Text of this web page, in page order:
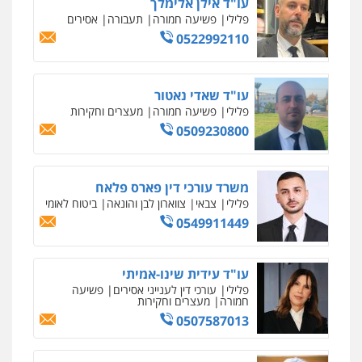
עו"ד משה פלמור
פלילי כלכלי צווארון לבן עורכי דין לענייני
אסירים
0549732303
סלימאן אבו שעירה – משרד עורכי דין
פלילי בטחוני צבאי
עו"ד אסף גונן
פלילי פשע חמור תעבורה צבא מעצרים
וחקירות
0542255161
גל דהן – משרד עורך דין פלילי
פלילי פשיעה חמורה סמים
וחקירות
0544723840